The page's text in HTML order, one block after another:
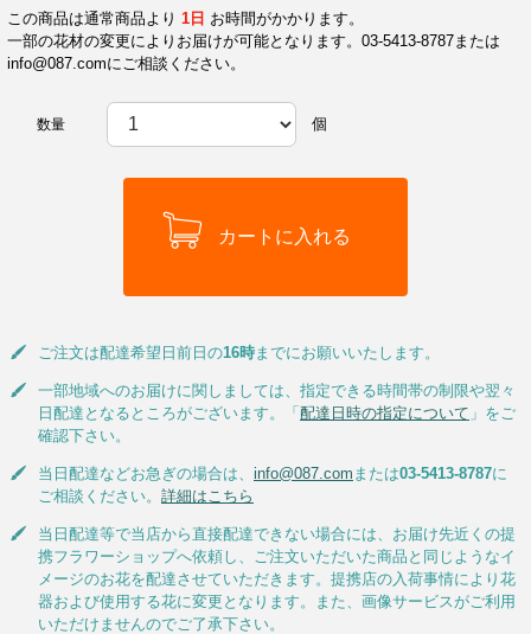
この商品は通常商品より1日 お時間がかかります。
一部の花材の変更によりお届けが可能となります。03-5413-8787または
info@087.comにご相談ください。
数量 個
ご注文は配達希望日前日の16時までにお願いいたします。
一部地域へのお届けに関しましては、指定できる時間帯の制限や翌々
日配達となるところがございます。「 配達日時の指定について 」をご
確認下さい。
当日配達などお急ぎの場合は、 info@087.com または03-5413-8787に
ご相談ください。 詳細はこちら
当日配達等で当店から直接配達できない場合には、お届け先近くの提
携フラワーショップへ依頼し、ご注文いただいた商品と同じようなイ
メージのお花を配達させていただきます。提携店の入荷事情により花
器および使用する花に変更となります。また、画像サービスがご利用
いただけませんのでご了承下さい。